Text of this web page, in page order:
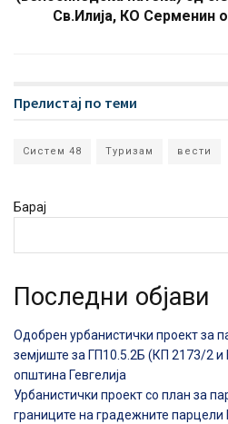
Св.Илија, КО Серменин
Прелистај по теми
Систем 48 Туризам вести
Барај
Последни објави
Одобрен урбанистички проект за
земјиште за ГП10.5.2Б (КП 2173/2 и
општина Гевгелија
Урбанистички проект со план за
границите на градежните